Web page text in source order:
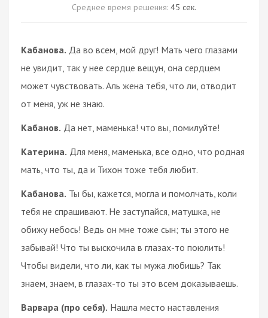
Среднее время решения: 45 сек.
Кабанова. Да во всем, мой друг! Мать чего глазами
не увидит, так у нее сердце вещун, она сердцем
может чувствовать. Аль жена тебя, что ли, отводит
от меня, уж не знаю.
Кабанов. Да нет, маменька! что вы, помилуйте!
Катерина. Для меня, маменька, все одно, что родная
мать, что ты, да и Тихон тоже тебя любит.
Кабанова. Ты бы, кажется, могла и помолчать, коли
тебя не спрашивают. Не заступайся, матушка, не
обижу небось! Ведь он мне тоже сын; ты этого не
забывай! Что ты выскочила в глазах-то поюлить!
Чтобы видели, что ли, как ты мужа любишь? Так
знаем, знаем, в глазах-то ты это всем доказываешь.
Варвара (про себя). Нашла место наставления